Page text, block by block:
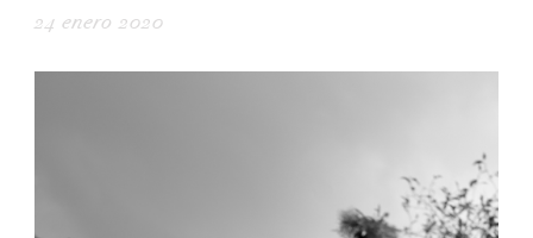
24 enero 2020